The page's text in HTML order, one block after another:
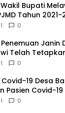
Bupati
Tahun 2021-
0
Janin
Telah
0
19 Desa
Pasien Covid-19
0